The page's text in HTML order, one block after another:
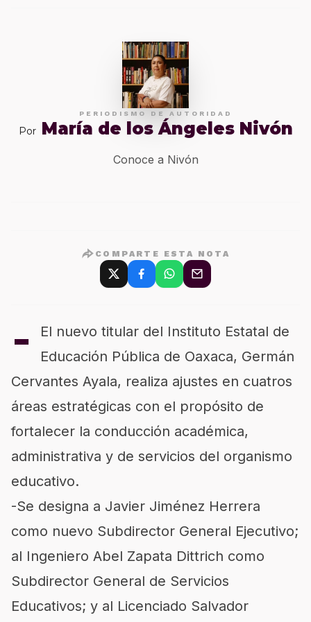
PERIODISMO DE AUTORIDAD
Por María de los Ángeles Nivón
Conoce a Nivón
COMPARTE ESTA NOTA
-
El nuevo titular del Instituto Estatal de
Educación Pública de Oaxaca, Germán
Cervantes Ayala, realiza ajustes en cuatros
áreas estratégicas con el propósito de
fortalecer la conducción académica,
administrativa y de servicios del organismo
educativo.
-Se designa a Javier Jiménez Herrera
como nuevo Subdirector General Ejecutivo;
al Ingeniero Abel Zapata Dittrich como
Subdirector General de Servicios
Educativos; y al Licenciado Salvador